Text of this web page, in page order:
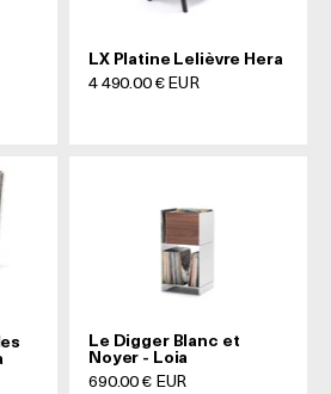
LX Platine Lelièvre Hera
Prix de vente
4 490.00 € EUR
Le Digger Blanc et
Noyer - Loia
Prix de vente
690.00 € EUR